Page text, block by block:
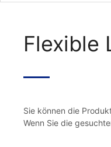
Flexible
Sie können die
Wenn Sie die